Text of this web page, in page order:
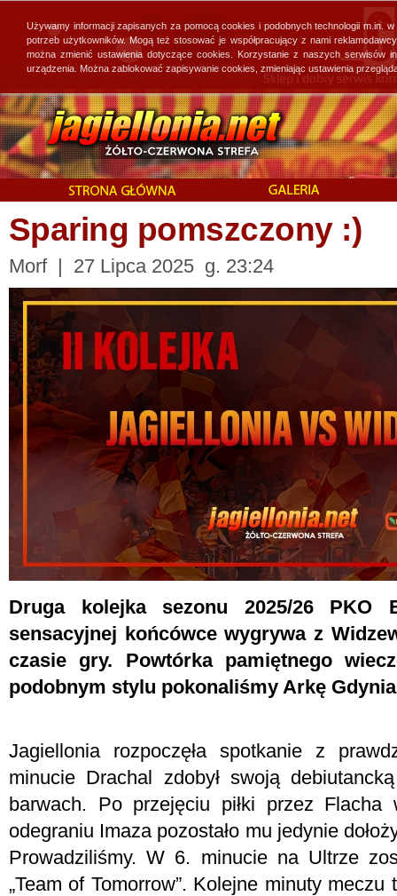
Sparing pomszczony :)
Morf | 27 Lipca 2025 g. 23:24
Druga kolejka sezonu 2025/26 PKO
sensacyjnej końcówce wygrywa z
czasie gry. Powtórka pamiętnego
podobnym stylu pokonaliśmy Arkę
Jagiellonia rozpoczęła spotkanie z
minucie Drachal zdobył swoją
barwach. Po przejęciu piłki przez
odegraniu Imaza pozostało mu jedynie
Prowadziliśmy. W 6. minucie na Ultrze
„Team of Tomorrow”. Kolejne minuty
Używamy informacji zapisanych za pomocą cookies i podobnych technologii
potrzeb użytkowników. Mogą też stosować je współpracujący z nami
można zmienić ustawienia dotyczące cookies. Korzystanie z naszych
urządzenia. Można zablokować zapisywanie cookies, zmieniając ustawienia